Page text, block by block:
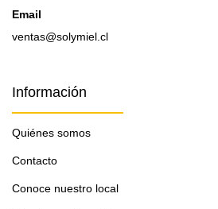
Email
ventas@solymiel.cl
Información
Quiénes somos
Contacto
Conoce nuestro local